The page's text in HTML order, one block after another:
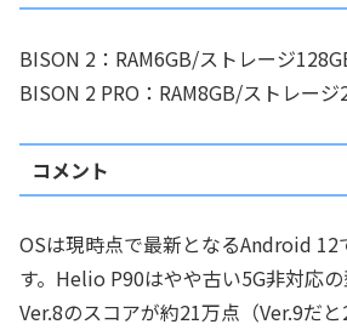
BISON 2：RAM6GB/ストレージ
BISON 2 PRO：RAM8GB/ストレージ
コメント
OSは現時点で最新となるAndroid
す。Helio P90はやや古い5G非対応
Ver.8のスコアが約21万点（Ver.9だ